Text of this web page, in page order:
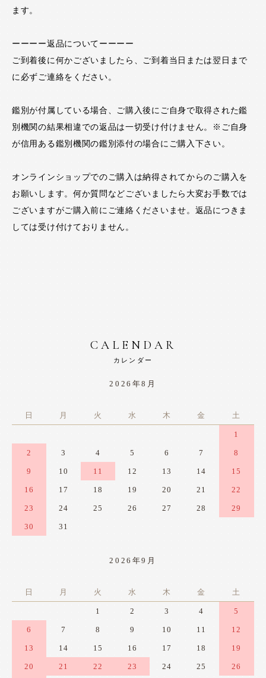
ます。
ーーーー返品についてーーーー
ご到着後に何かございましたら、ご到着当日または翌日まで
に必ずご連絡をください。
鑑別が付属している場合、ご購入後にご自身で取得された鑑
別機関の結果相違での返品は一切受け付けません。※ご自身
が信用ある鑑別機関の鑑別添付の場合にご購入下さい。
オンラインショップでのご購入は納得されてからのご購入を
お願いします。何か質問などございましたら大変お手数では
ございますがご購入前にご連絡くださいませ。返品につきま
しては受け付けておりません。
CALENDAR
カレンダー
2026年8月
日 月 火 水 木 金 土
1
2 3 4 5 6 7 8
9 10 11 12 13 14 15
16 17 18 19 20 21 22
23 24 25 26 27 28 29
30 31
2026年9月
日 月 火 水 木 金 土
1 2 3 4 5
6 7 8 9 10 11 12
13 14 15 16 17 18 19
20 21 22 23 24 25 26